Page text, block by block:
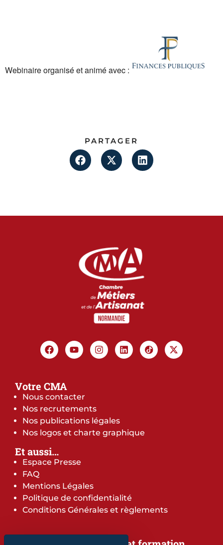
Webinaire organisé et animé avec :
PARTAGER
Votre CMA
Nous contacter
Nos recrutements
Nos publications légales
Nos logos et charte graphique
Et aussi…
Espace Presse
FAQ
Mentions Légales
Politique de confidentialité
Conditions Générales et règlements